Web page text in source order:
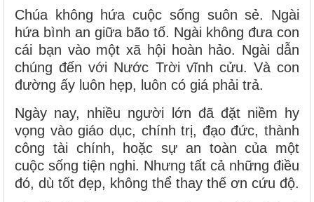
Chúa không hứa cuộc sống suôn sẻ. Ngài
hứa bình an giữa bão tố. Ngài không đưa con
cái bạn vào một xã hội hoàn hảo. Ngài dẫn
chúng đến với Nước Trời vĩnh cửu. Và con
đường ấy luôn hẹp, luôn có giá phải trả.
Ngày nay, nhiều người lớn đã đặt niềm hy
vọng vào giáo dục, chính trị, đạo đức, thành
công tài chính, hoặc sự an toàn của một
cuộc sống tiện nghi. Nhưng tất cả những điều
đó, dù tốt đẹp, không thể thay thế ơn cứu độ.